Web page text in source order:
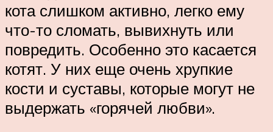
кота слишком активно, легко ему
что-то сломать, вывихнуть или
повредить. Особенно это касается
котят. У них еще очень хрупкие
кости и суставы, которые могут не
выдержать «горячей любви».